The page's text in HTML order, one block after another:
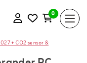
0
+ CO2 sensor &